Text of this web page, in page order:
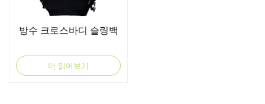
방수 크로스바디 슬링백
더 읽어보기